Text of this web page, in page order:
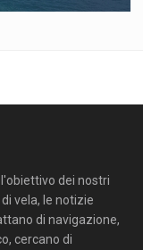
dei nostri
vela, le notizie
di navigazione,
cercano di